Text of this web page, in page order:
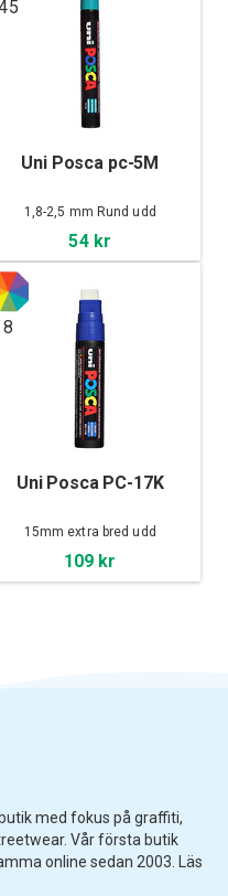
Uni Posca pc-5M
1,8-2,5 mm Rund udd
54 kr
8
Uni Posca PC-17K
15mm extra bred udd
109 kr
med fokus på graffiti,
Vår första butik
online sedan 2003. Läs